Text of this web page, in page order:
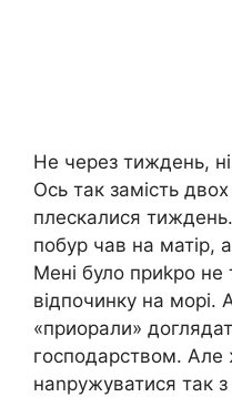
Не через тиждень,
Ось так замість
плескалися
побур чав на матір,
Мені було приkро не
відпочинку на
«приорали»
господарством.
наnружуватися так